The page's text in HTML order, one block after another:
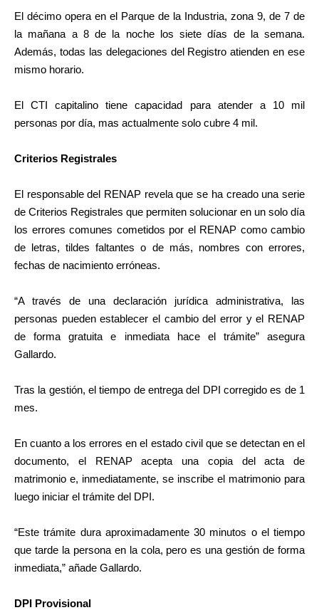
El décimo opera en el Parque de la Industria, zona 9, de 7 de
la mañana a 8 de la noche los siete días de la semana.
Además, todas las delegaciones del Registro atienden en ese
mismo horario.
El CTI capitalino tiene capacidad para atender a 10 mil
personas por día, mas actualmente solo cubre 4 mil.
Criterios Registrales
El responsable del RENAP revela que se ha creado una serie
de Criterios Registrales que permiten solucionar en un solo día
los errores comunes cometidos por el RENAP como cambio
de letras, tildes faltantes o de más, nombres con errores,
fechas de nacimiento erróneas.
“A través de una declaración jurídica administrativa, las
personas pueden establecer el cambio del error y el RENAP
de forma gratuita e inmediata hace el trámite” asegura
Gallardo.
Tras la gestión, el tiempo de entrega del DPI corregido es de 1
mes.
En cuanto a los errores en el estado civil que se detectan en el
documento, el RENAP acepta una copia del acta de
matrimonio e, inmediatamente, se inscribe el matrimonio para
luego iniciar el trámite del DPI.
“Este trámite dura aproximadamente 30 minutos o el tiempo
que tarde la persona en la cola, pero es una gestión de forma
inmediata,” añade Gallardo.
DPI Provisional